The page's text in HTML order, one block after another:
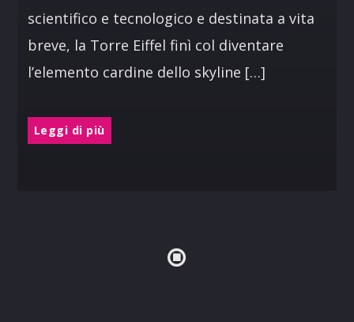
scientifico e tecnologico e destinata a vita
breve, la Torre Eiffel finì col diventare
l’elemento cardine dello skyline […]
Leggi di più